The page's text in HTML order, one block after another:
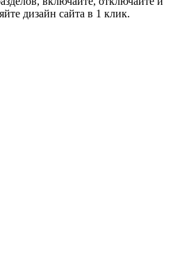
дизайн сайта в 1 клик.